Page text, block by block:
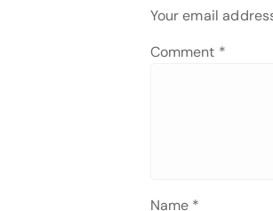
Your email
Comment *
Name *